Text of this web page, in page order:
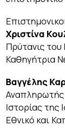
Χριστίνα
Πρύτανις του
Καθηγήτρια
Βαγγέλης
Αναπληρωτής
Ιστορίας της
Εθνικό και